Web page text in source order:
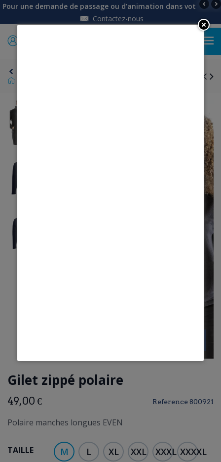
Pour une demande de passage ou d'animation dans votre
Contactez-nous
Gilet zippé polaire
Reference 800921
49,00 €
Polaire manches longues EVEN
TAILLE M L XL XXL XXXL XXXXL